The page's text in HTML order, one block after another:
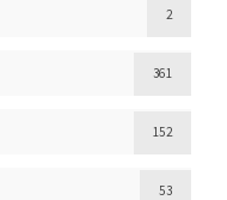
2
361
152
53